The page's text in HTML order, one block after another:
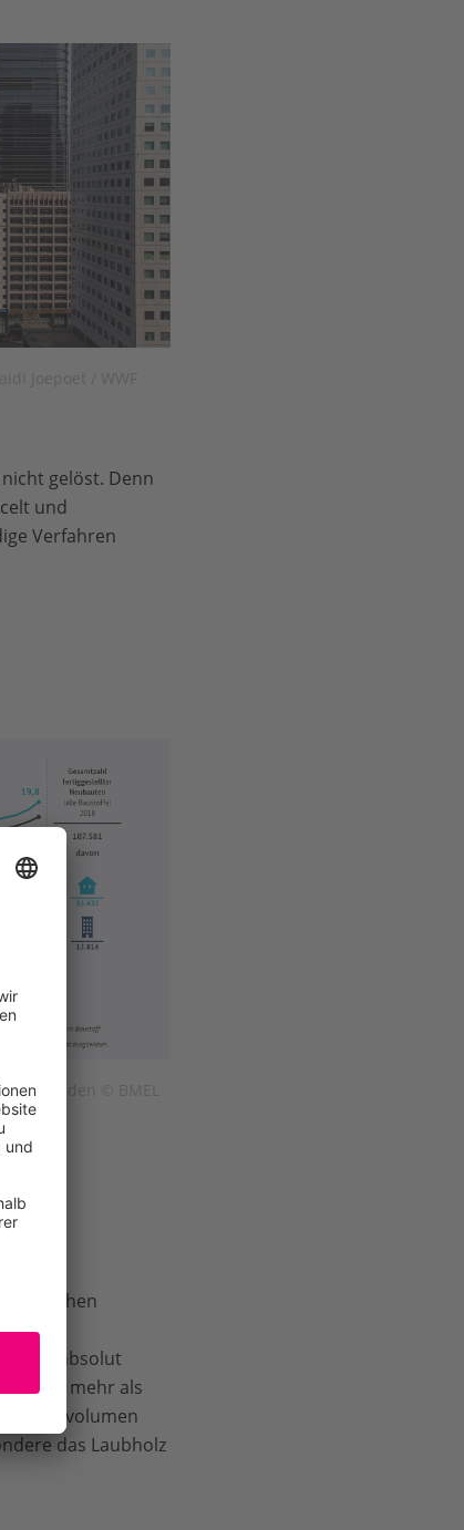
gelöst. Denn
und
Verfahren
© BMEL
wäre absolut
Etwas mehr als
das Laubholz